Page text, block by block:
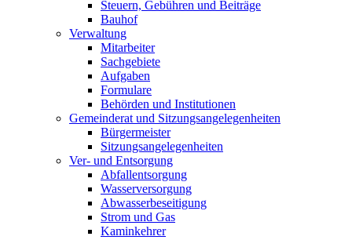
Steuern, Gebühren und Beiträge
Bauhof
Verwaltung
Mitarbeiter
Sachgebiete
Aufgaben
Formulare
Behörden und Institutionen
Gemeinderat und Sitzungsangelegenheiten
Bürgermeister
Sitzungsangelegenheiten
Ver- und Entsorgung
Abfallentsorgung
Wasserversorgung
Abwasserbeseitigung
Strom und Gas
Kaminkehrer